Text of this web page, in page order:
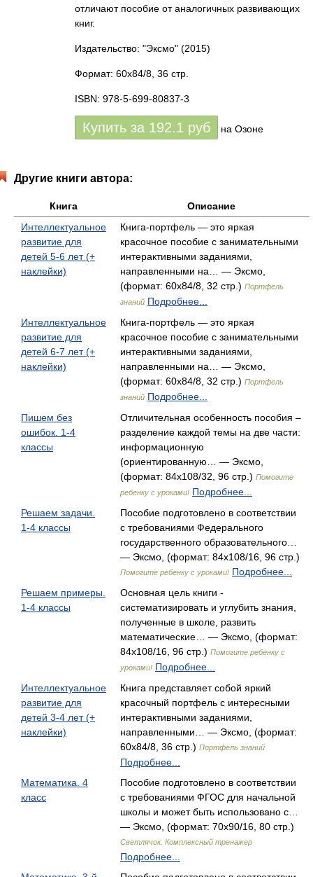
отличают пособие от аналогичных развивающих
книг.
Издательство: "Эксмо" (2015)
Формат: 60x84/8, 36 стр.
ISBN: 978-5-699-80837-3
Купить за 192.1 руб на Озоне
Другие книги автора:
Книга
Описание
Интеллектуальное
развитие для
детей 5-6 лет (+
наклейки)
Книга-портфель — это яркая
красочное пособие с занимательными
интерактивными заданиями,
направленными на… — Эксмо,
(формат: 60x84/8, 32 стр.) Портфель
знаний Подробнее...
Интеллектуальное
развитие для
детей 6-7 лет (+
наклейки)
Книга-портфель — это яркая
красочное пособие с занимательными
интерактивными заданиями,
направленными на… — Эксмо,
(формат: 60x84/8, 32 стр.) Портфель
знаний Подробнее...
Пишем без
ошибок. 1-4
классы
Отличительная особенность пособия –
разделение каждой темы на две части:
информационную
(ориентированную… — Эксмо,
(формат: 84x108/32, 96 стр.) Помогите
ребенку с уроками! Подробнее...
Решаем задачи.
1-4 классы
Пособие подготовлено в соответствии
с требованиями Федерального
государственного образовательного…
— Эксмо, (формат: 84x108/16, 96 стр.)
Помогите ребенку с уроками! Подробнее...
Решаем примеры.
1-4 классы
Основная цель книги -
систематизировать и углубить знания,
полученные в школе, развить
математические… — Эксмо, (формат:
84x108/16, 96 стр.) Помогите ребенку с
уроками! Подробнее...
Интеллектуальное
развитие для
детей 3-4 лет (+
наклейки)
Книга представляет собой яркий
красочный портфель с интересными
интерактивными заданиями,
направленными… — Эксмо, (формат:
60x84/8, 36 стр.) Портфель знаний
Подробнее...
Математика. 4
класс
Пособие подготовлено в соответствии
с требованиями ФГОС для начальной
школы и может быть использовано с…
— Эксмо, (формат: 70x90/16, 80 стр.)
Светлячок. Комплексный тренажер
Подробнее...